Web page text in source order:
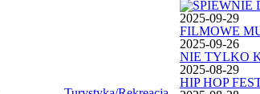
2025-09-29
FILMOWE
2025-09-26
NIE TYLKO
2025-08-29
HIP HOP